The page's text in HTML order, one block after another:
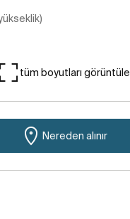
tüm boyutları görüntüle
Nereden alınır